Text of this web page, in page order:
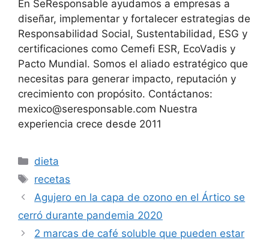
(Twitter)
En SeResponsable ayudamos a empresas a
diseñar, implementar y fortalecer estrategias de
Responsabilidad Social, Sustentabilidad, ESG y
certificaciones como Cemefi ESR, EcoVadis y
Pacto Mundial. Somos el aliado estratégico que
necesitas para generar impacto, reputación y
crecimiento con propósito. Contáctanos:
mexico@seresponsable.com Nuestra
experiencia crece desde 2011
Categorías
dieta
Etiquetas
recetas
Agujero en la capa de ozono en el Ártico se
cerró durante pandemia 2020
2 marcas de café soluble que pueden estar